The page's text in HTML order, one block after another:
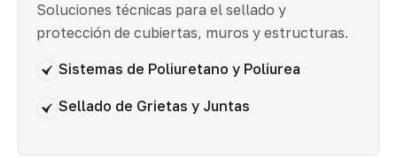
Soluciones técnicas para el sellado y
protección de cubiertas, muros y estructuras.
Sistemas de Poliuretano y Poliurea
Sellado de Grietas y Juntas